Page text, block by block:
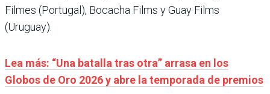
Filmes (Portugal), Bocacha Films y Guay Films
(Uruguay).
Lea más: “Una batalla tras otra” arrasa en los
Globos de Oro 2026 y abre la temporada de premios